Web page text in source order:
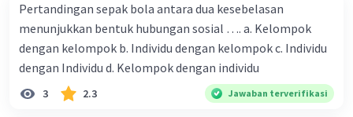
berbeda, seperti antara generasi tua dan muda,
dapat menjadi sumber konflik.
8. Konflik dalam hubungan antarbangsa: Konflik
antarnegara seringkali bersumber dari
perbedaan subjektif dalam kebijakan,
kepentingan nasional, dan pandangan tentang
Pertandingan sepak bola antara dua kesebelasan
menunjukkan bentuk hubungan sosial …. a. Kelompok
dengan kelompok b. Individu dengan kelompok c. Individu
dengan Individu d. Kelompok dengan individu
3 2.3 Jawaban terverifikasi